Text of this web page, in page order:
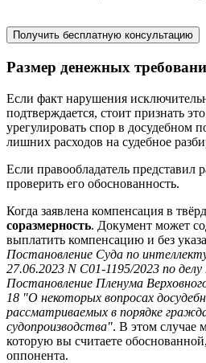
Получить бесплатную консультацию
Размер денежных
Если факт нарушения
подтверждается, стоит признать
урегулировать спор в досудебном
лишних расходов на судебное
Если правообладатель представил
проверить его обоснованность.
Когда заявлена компенсация в
соразмерность. Документ может
выплатить компенсацию и без
Постановление Суда по
27.06.2023 N С01-1195/2023 по
Постановление Пленума
18 "О некоторых вопросах
рассматриваемых в порядке
судопроизводства". В этом случае
которую вы считаете
оппонента.